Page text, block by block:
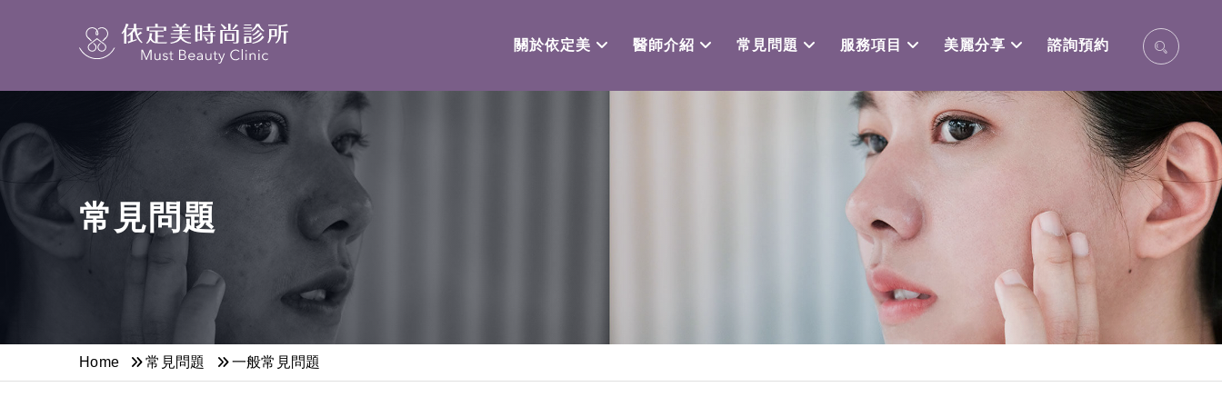
關於依定美 醫師介紹 常見問題 服務項目 美麗分享 諮詢預約
常見問題
Home 常見問題 一般常見問題